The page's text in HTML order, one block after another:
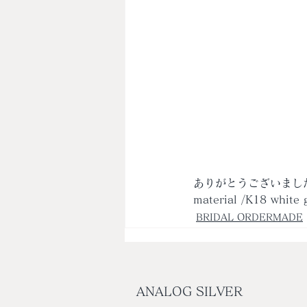
ありがとうございまし
material /K18 white
BRIDAL ORDERMADE
ANALOG SILVER